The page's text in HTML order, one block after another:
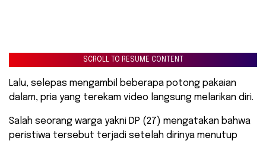
SCROLL TO RESUME CONTENT
Lalu, selepas mengambil beberapa potong pakaian
dalam, pria yang terekam video langsung melarikan diri.
Salah seorang warga yakni DP (27) mengatakan bahwa
peristiwa tersebut terjadi setelah dirinya menutup